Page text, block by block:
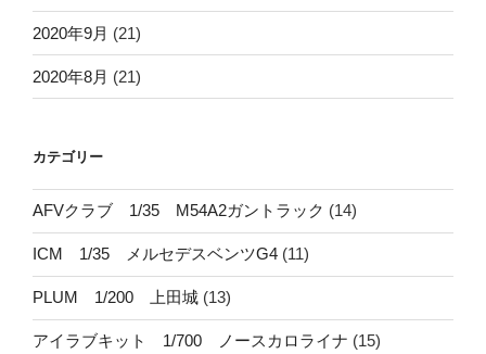
2020年9月 (21)
2020年8月 (21)
カテゴリー
AFVクラブ 1/35 M54A2ガントラック (14)
ICM 1/35 メルセデスベンツG4 (11)
PLUM 1/200 上田城 (13)
アイラブキット 1/700 ノースカロライナ (15)